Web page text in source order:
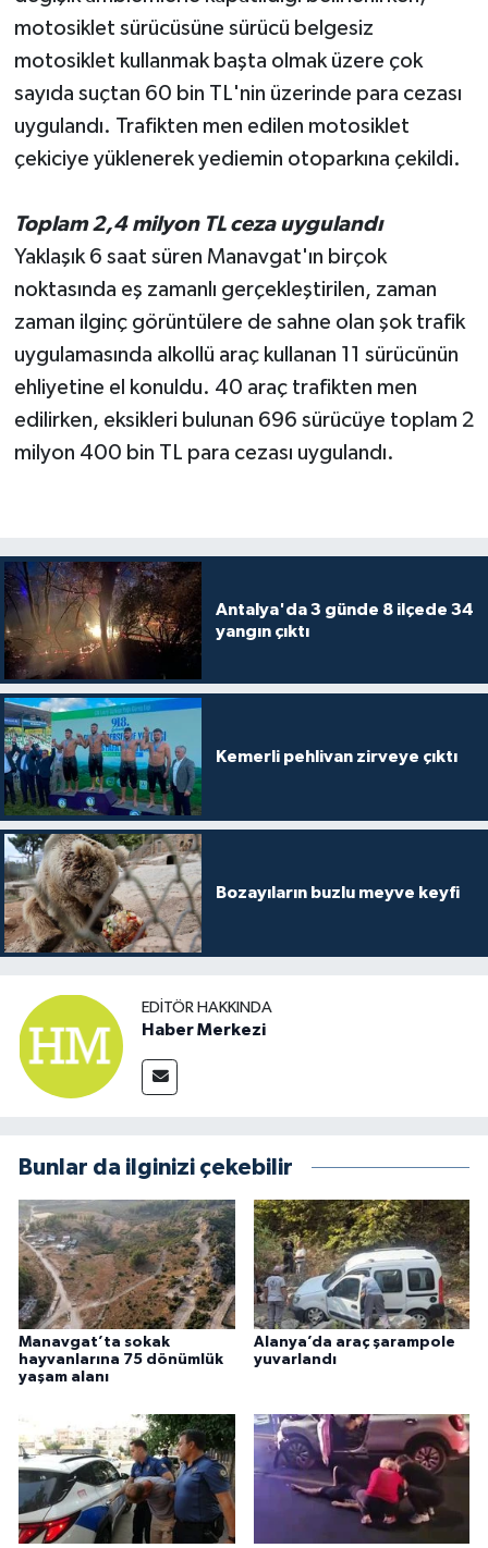
motosiklet sürücüsüne sürücü belgesiz
motosiklet kullanmak başta olmak üzere çok
sayıda suçtan 60 bin TL'nin üzerinde para cezası
uygulandı. Trafikten men edilen motosiklet
çekiciye yüklenerek yediemin otoparkına çekildi.
Toplam 2,4 milyon TL ceza uygulandı
Yaklaşık 6 saat süren Manavgat'ın birçok
noktasında eş zamanlı gerçekleştirilen, zaman
zaman ilginç görüntülere de sahne olan şok trafik
uygulamasında alkollü araç kullanan 11 sürücünün
ehliyetine el konuldu. 40 araç trafikten men
edilirken, eksikleri bulunan 696 sürücüye toplam 2
milyon 400 bin TL para cezası uygulandı.
Antalya'da 3 günde 8 ilçede 34
yangın çıktı
Kemerli pehlivan zirveye çıktı
Bozayıların buzlu meyve keyfi
EDITÖR HAKKINDA
Haber Merkezi
Bunlar da ilginizi çekebilir
Manavgat’ta sokak
hayvanlarına 75 dönümlük
yaşam alanı
Alanya’da araç şarampole
yuvarlandı